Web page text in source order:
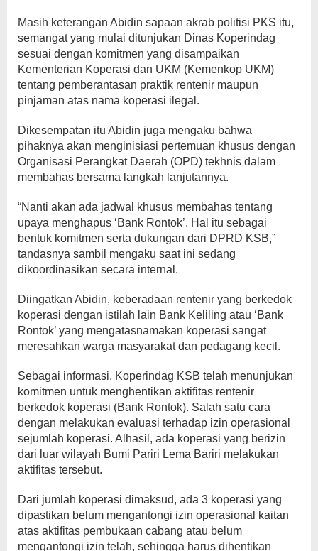
Masih keterangan Abidin sapaan akrab politisi PKS itu,
semangat yang mulai ditunjukan Dinas Koperindag
sesuai dengan komitmen yang disampaikan
Kementerian Koperasi dan UKM (Kemenkop UKM)
tentang pemberantasan praktik rentenir maupun
pinjaman atas nama koperasi ilegal.
Dikesempatan itu Abidin juga mengaku bahwa
pihaknya akan menginisiasi pertemuan khusus dengan
Organisasi Perangkat Daerah (OPD) tekhnis dalam
membahas bersama langkah lanjutannya.
“Nanti akan ada jadwal khusus membahas tentang
upaya menghapus ‘Bank Rontok’. Hal itu sebagai
bentuk komitmen serta dukungan dari DPRD KSB,”
tandasnya sambil mengaku saat ini sedang
dikoordinasikan secara internal.
Diingatkan Abidin, keberadaan rentenir yang berkedok
koperasi dengan istilah lain Bank Keliling atau ‘Bank
Rontok’ yang mengatasnamakan koperasi sangat
meresahkan warga masyarakat dan pedagang kecil.
Sebagai informasi, Koperindag KSB telah menunjukan
komitmen untuk menghentikan aktifitas rentenir
berkedok koperasi (Bank Rontok). Salah satu cara
dengan melakukan evaluasi terhadap izin operasional
sejumlah koperasi. Alhasil, ada koperasi yang berizin
dari luar wilayah Bumi Pariri Lema Bariri melakukan
aktifitas tersebut.
Dari jumlah koperasi dimaksud, ada 3 koperasi yang
dipastikan belum mengantongi izin operasional kaitan
atas aktifitas pembukaan cabang atau belum
mengantongi izin telah, sehingga harus dihentikan